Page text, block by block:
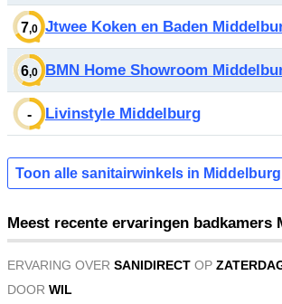
7,0 Jtwee Koken en Baden
6,0 BMN Home Showroom
- Livinstyle Middelburg
Toon alle sanitairwinkels in
Meest recente ervaringen badkamers
ERVARING OVER SANIDIRECT OP
DOOR WIL